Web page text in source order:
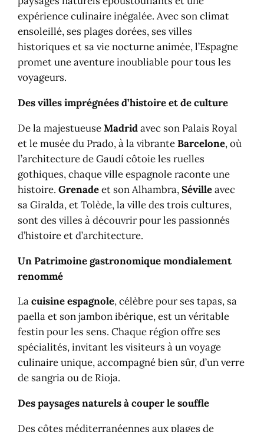
expérience culinaire inégalée. Avec son climat
ensoleillé, ses plages dorées, ses villes
historiques et sa vie nocturne animée, l’Espagne
promet une aventure inoubliable pour tous les
voyageurs.
Des villes imprégnées d’histoire et de culture
De la majestueuseMadridavec son Palais Royal
et le musée du Prado, à la vibranteBarcelone, où
l’architecture de Gaudí côtoie les ruelles
gothiques, chaque ville espagnole raconte une
histoire.Grenadeet son Alhambra,Sévilleavec
sa Giralda, et Tolède, la ville des trois cultures,
sont des villes à découvrir pour les passionnés
d’histoire et d’architecture.
Un Patrimoine gastronomique mondialement
renommé
Lacuisine espagnole, célèbre pour ses tapas, sa
paella et son jambon ibérique, est un véritable
festin pour les sens. Chaque région offre ses
spécialités, invitant les visiteurs à un voyage
culinaire unique, accompagné bien sûr, d’un verre
de sangria ou de Rioja.
Des paysages naturels à couper le souffle
Des côtes méditerranéennes aux plages de